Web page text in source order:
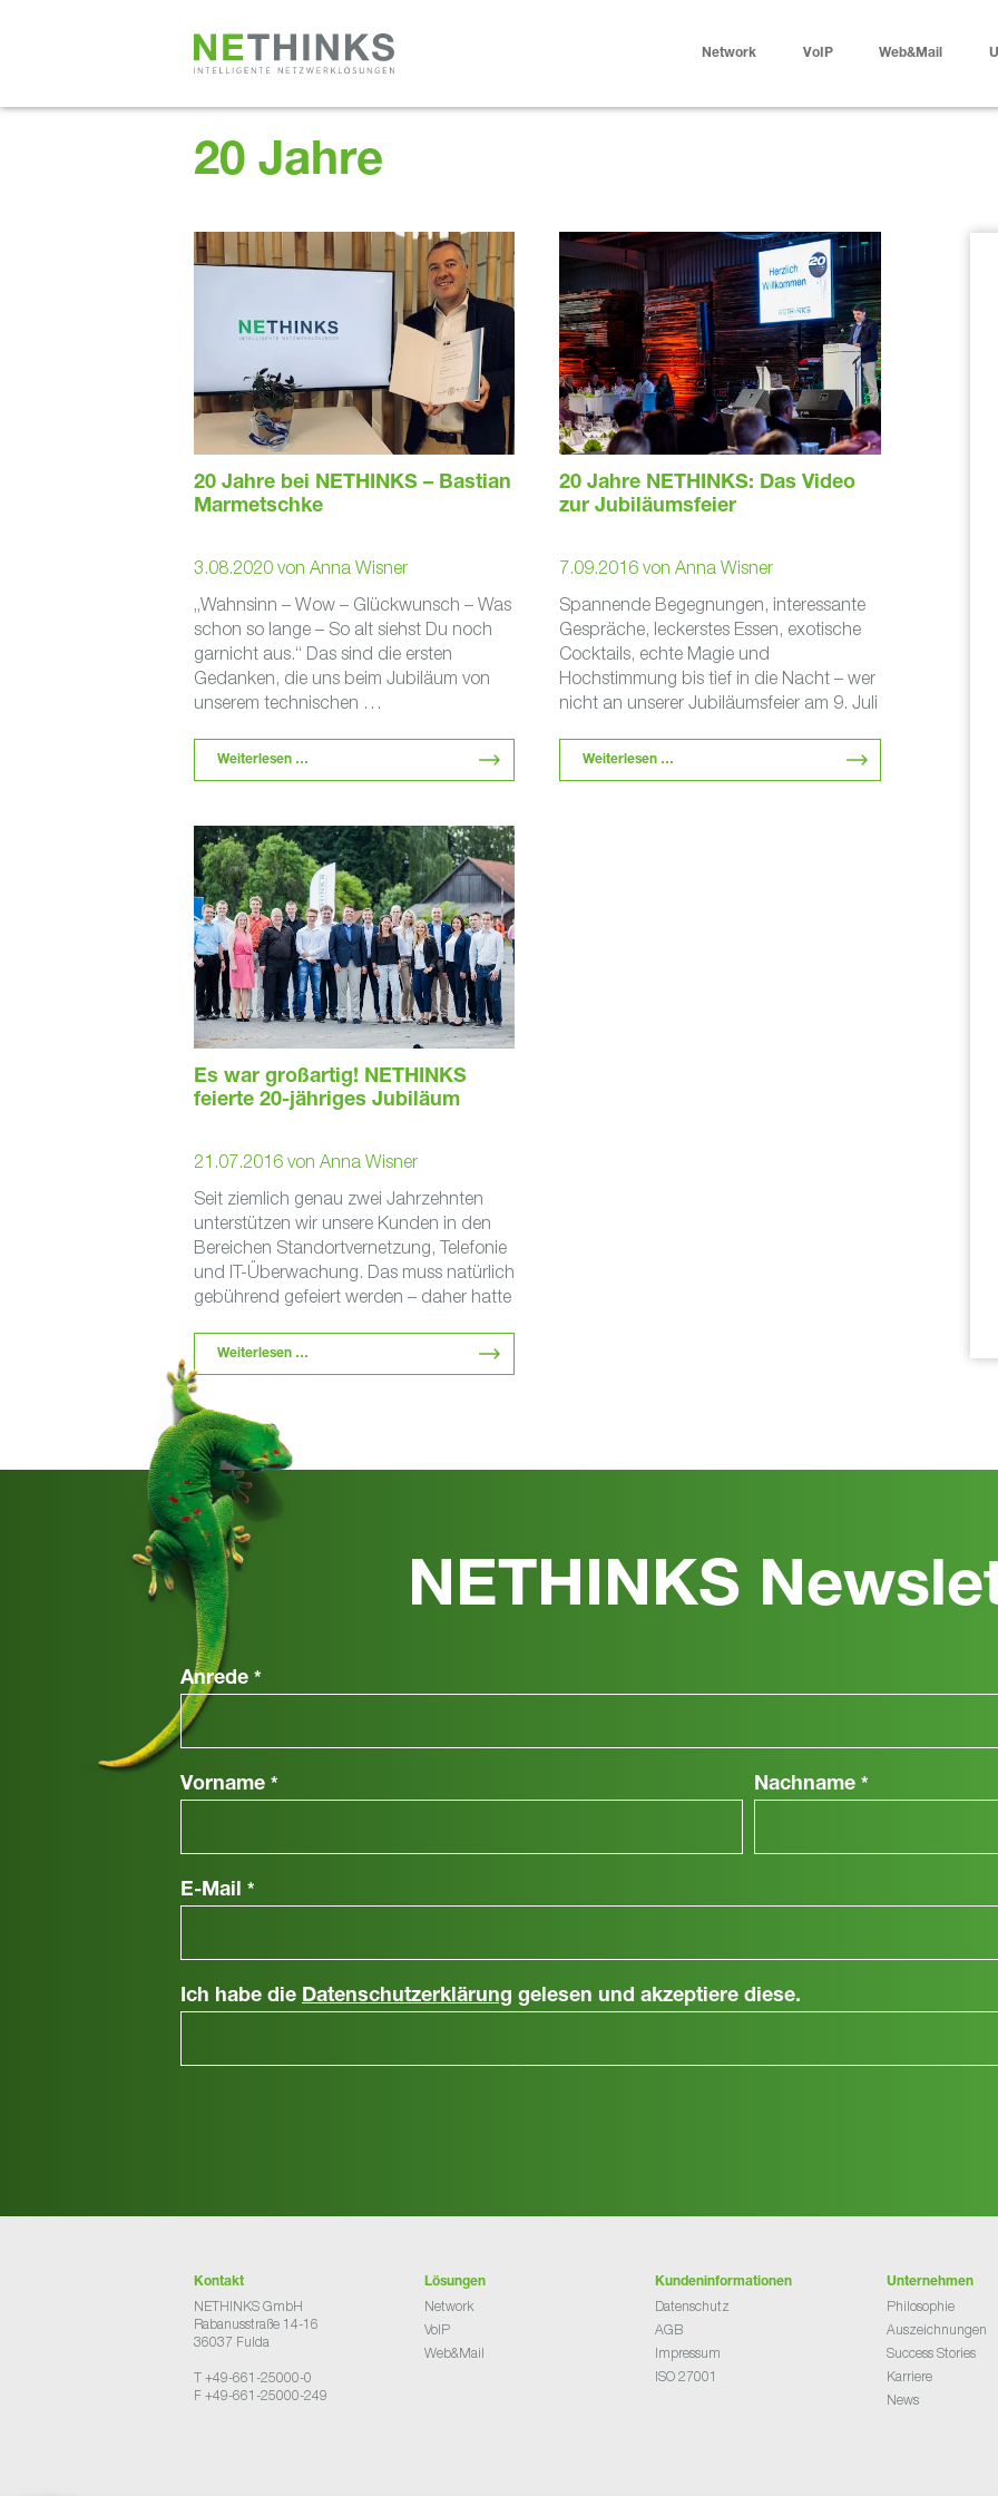
Network VoIP Web&Mail
20 Jahre
20 Jahre bei NETHINKS – Bastian
Marmetschke
3.08.2020 von Anna Wisner
„Wahnsinn – Wow – Glückwunsch – Was
schon so lange – So alt siehst Du noch
garnicht aus.“ Das sind die ersten
Gedanken, die uns beim Jubiläum von
unserem technischen …
Weiterlesen …
20 Jahre NETHINKS: Das Video
zur Jubiläumsfeier
7.09.2016 vonAnna Wisner
Spannende Begegnungen, interessante
Gespräche, leckerstes Essen, exotische
Cocktails, echte Magie und
Hochstimmung bis tief in die Nacht – wer
nicht an unserer Jubiläumsfeier am 9. Juli
Weiterlesen …
Es war großartig! NETHINKS
feierte 20-jähriges Jubiläum
21.07.2016 von Anna Wisner
Seit ziemlich genau zwei Jahrzehnten
unterstützen wir unsere Kunden in den
Bereichen Standortvernetzung, Telefonie
und IT-Überwachung. Das muss natürlich
gebührend gefeiert werden – daher hatte
am …
Weiterlesen …
NETHINKS
Anrede *
Vorname * Nachname *
E-Mail *
Ich habe die Datenschutzerklärung gelesen und akzeptiere diese.
Kontakt
NETHINKS GmbH
Rabanusstraße 14-16
36037 Fulda
T +49-661-25000-0
F +49-661-25000-249
Lösungen
Network
VoIP
Web&Mail
Kundeninformationen
Datenschutz
AGB
Impressum
ISO 27001
Unternehmen
Philosophie
Auszeichnungen
Success Stories
Karriere
News